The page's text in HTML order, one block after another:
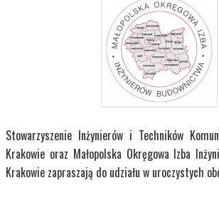
Stowarzyszenie Inżynierów i Techników
Krakowie oraz Małopolska Okręgowa Izba
Krakowie zapraszają do udziału w uroczystych